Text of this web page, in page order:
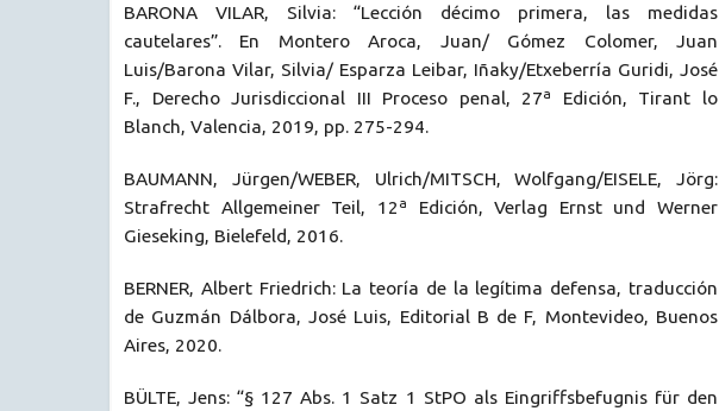
BARONA VILAR, Silvia: “Lección décimo primera, las medidas
cautelares”. En Montero Aroca, Juan/ Gómez Colomer, Juan
Luis/Barona Vilar, Silvia/ Esparza Leibar, Iñaky/Etxeberría Guridi, José
F., Derecho Jurisdiccional III Proceso penal, 27ª Edición, Tirant lo
Blanch, Valencia, 2019, pp. 275-294.
BAUMANN, Jürgen/WEBER, Ulrich/MITSCH, Wolfgang/EISELE, Jörg:
Strafrecht Allgemeiner Teil, 12ª Edición, Verlag Ernst und Werner
Gieseking, Bielefeld, 2016.
BERNER, Albert Friedrich: La teoría de la legítima defensa, traducción
de Guzmán Dálbora, José Luis, Editorial B de F, Montevideo, Buenos
Aires, 2020.
BÜLTE, Jens: “§ 127 Abs. 1 Satz 1 StPO als Eingriffsbefugnis für den